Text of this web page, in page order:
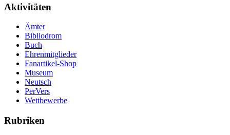
Aktivitäten
Ämter
Bibliodrom
Buch
Ehrenmitglieder
Fanartikel-Shop
Museum
Neutsch
PerVers
Wettbewerbe
Rubriken